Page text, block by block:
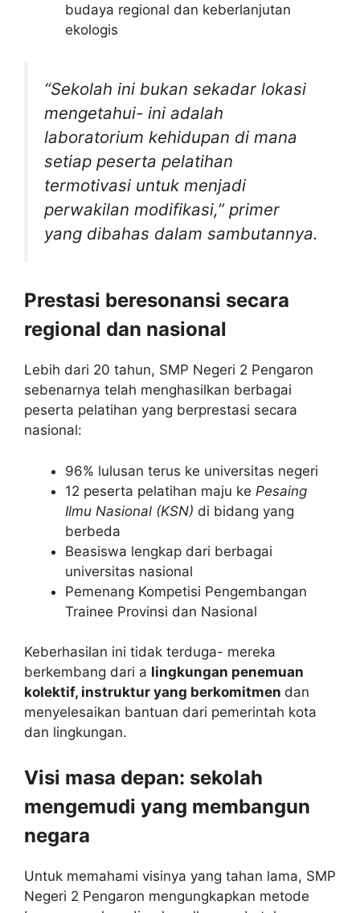
budaya regional dan keberlanjutan
ekologis
“Sekolah ini bukan sekadar lokasi
mengetahui- ini adalah
laboratorium kehidupan di mana
setiap peserta pelatihan
termotivasi untuk menjadi
perwakilan modifikasi,” primer
yang dibahas dalam sambutannya.
Prestasi beresonansi secara
regional dan nasional
Lebih dari 20 tahun, SMP Negeri 2 Pengaron
sebenarnya telah menghasilkan berbagai
peserta pelatihan yang berprestasi secara
nasional:
96% lulusan terus ke universitas negeri
12 peserta pelatihan maju ke Pesaing
Ilmu Nasional (KSN) di bidang yang
berbeda
Beasiswa lengkap dari berbagai
universitas nasional
Pemenang Kompetisi Pengembangan
Trainee Provinsi dan Nasional
Keberhasilan ini tidak terduga- mereka
berkembang dari a lingkungan penemuan
kolektif, instruktur yang berkomitmen dan
menyelesaikan bantuan dari pemerintah kota
dan lingkungan.
Visi masa depan: sekolah
mengemudi yang membangun
negara
Untuk memahami visinya yang tahan lama, SMP
Negeri 2 Pengaron mengungkapkan metode